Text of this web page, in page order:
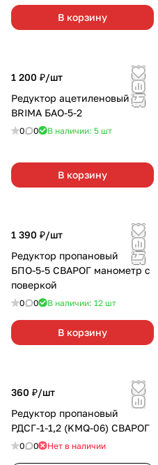
В корзину
1 200 ₽/шт
Редуктор ацетиленовый
BRIMA БАО-5-2
0 0 В наличии: 5 шт
В корзину
1 390 ₽/шт
Редуктор пропановый
БПО-5-5 СВАРОГ манометр с
поверкой
0 0 В наличии: 12 шт
В корзину
360 ₽/шт
Редуктор пропановый
РДСГ-1-1,2 (KMQ-06) СВАРОГ
0 0 Нет в наличии